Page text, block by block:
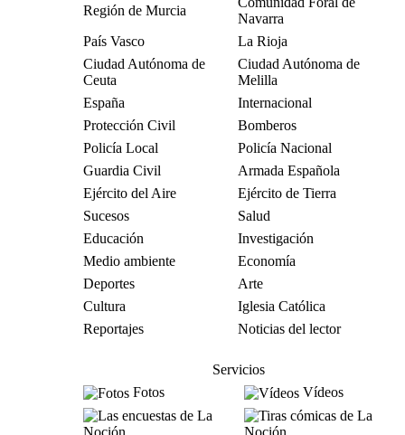
Región de Murcia
Navarra
País Vasco
La Rioja
Ciudad Autónoma de
Ceuta
Ciudad Autónoma de
Melilla
España
Internacional
Protección Civil
Bomberos
Policía Local
Policía Nacional
Guardia Civil
Armada Española
Ejército del Aire
Ejército de Tierra
Sucesos
Salud
Educación
Investigación
Medio ambiente
Economía
Deportes
Arte
Cultura
Iglesia Católica
Reportajes
Noticias del lector
Servicios
Fotos
Vídeos